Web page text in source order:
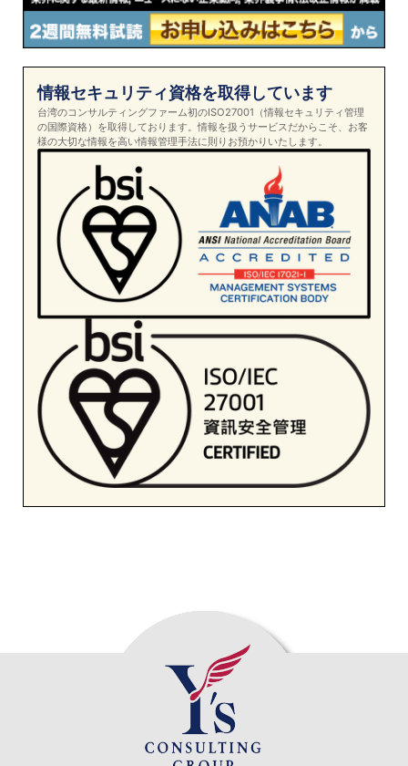
情報セキュリティ資格を取得しています
台湾のコンサルティングファーム初のISO27001（情報セキュリティ管理
の国際資格）を取得しております。情報を扱うサービスだからこそ、お客
様の大切な情報を高い情報管理手法に則りお預かりいたします。